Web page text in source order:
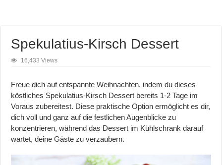
Spekulatius-Kirsch Dessert
16,433 Views
Freue dich auf entspannte Weihnachten, indem du dieses
köstliches Spekulatius-Kirsch Dessert bereits 1-2 Tage im
Voraus zubereitest. Diese praktische Option ermöglicht es dir,
dich voll und ganz auf die festlichen Augenblicke zu
konzentrieren, während das Dessert im Kühlschrank darauf
wartet, deine Gäste zu verzaubern.